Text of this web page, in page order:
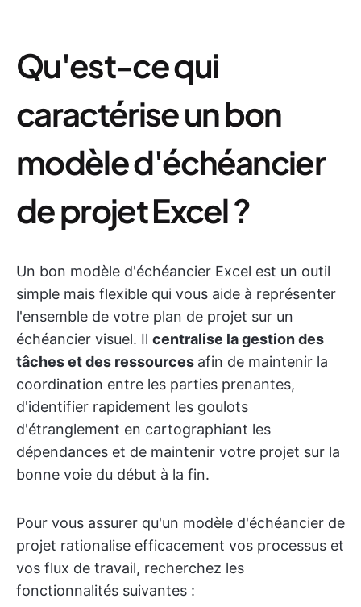
Qu'est-ce qui
caractérise un bon
modèle d'échéancier
de projet Excel ?
Un bon modèle d'échéancier Excel est un outil
simple mais flexible qui vous aide à représenter
l'ensemble de votre plan de projet sur un
échéancier visuel. Il centralise la gestion des
tâches et des ressources afin de maintenir la
coordination entre les parties prenantes,
d'identifier rapidement les goulots
d'étranglement en cartographiant les
dépendances et de maintenir votre projet sur la
bonne voie du début à la fin.
Pour vous assurer qu'un modèle d'échéancier de
projet rationalise efficacement vos processus et
vos flux de travail, recherchez les
fonctionnalités suivantes :